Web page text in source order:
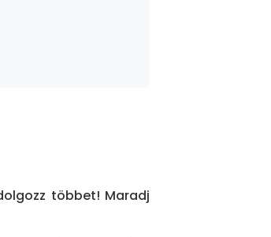
korlátai
többet! Maradj